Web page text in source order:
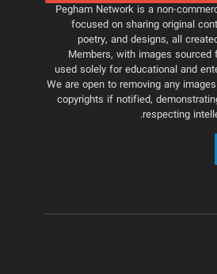
Pegham Network is a non-
focused on sharing original
poetry, and designs, all
Members, with images
used solely for educational and
We are open to removing any
copyrights if notified,
respecting